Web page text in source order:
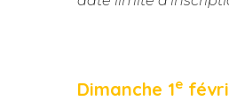
Dimanche 1e